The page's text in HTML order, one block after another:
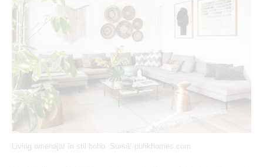
Living amenajat în stil boho. Sursă: pufikhomes.com